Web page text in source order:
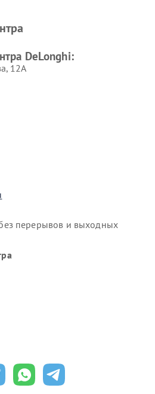
DeLonghi
DeLonghi:
12А
перерывов и выходных